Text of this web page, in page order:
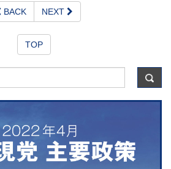
BACK NEXT
TOP